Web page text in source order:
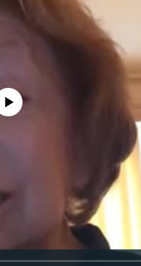
currently available